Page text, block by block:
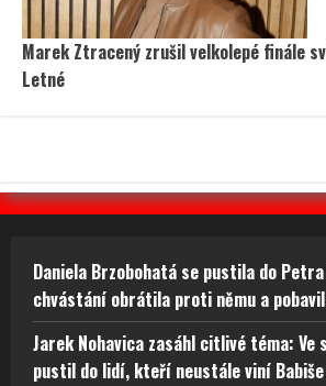
Marek Ztracený zrušil velkolepé finále
Letné
Daniela Brzobohatá se pustila do
chvástání obrátila proti němu a
Jarek Nohavica zasáhl citlivé téma: Ve
pustil do lidí, kteří neustále viní